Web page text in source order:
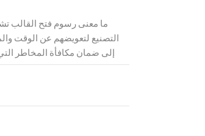
التصنيع لتعويضهم عن الوقت
إلى ضمان مكافأة المخاطر
تكلفة فتح القالب على عدد من
المعقد قد تصل إلى مئات الآلاف